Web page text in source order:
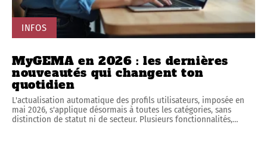
INFOS
MyGEMA en 2026 : les dernières
nouveautés qui changent ton
quotidien
L'actualisation automatique des profils utilisateurs, imposée en
mai 2026, s'applique désormais à toutes les catégories, sans
distinction de statut ni de secteur. Plusieurs fonctionnalités,…